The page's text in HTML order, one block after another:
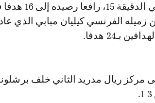
إشبيلية 1-0 بهدف
زميله الفرنسي كيليان مبابي الذي
بـ24 هدفا.
مركز ريال مدريد الثاني خلف